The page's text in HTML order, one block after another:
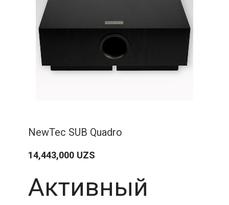
NewTec SUB Quadro
14,443,000 UZS
Активный